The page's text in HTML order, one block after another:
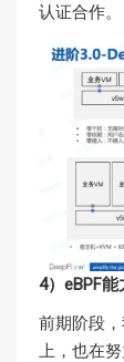
认证合作。
4）eBPF能
前期阶段
上，也在